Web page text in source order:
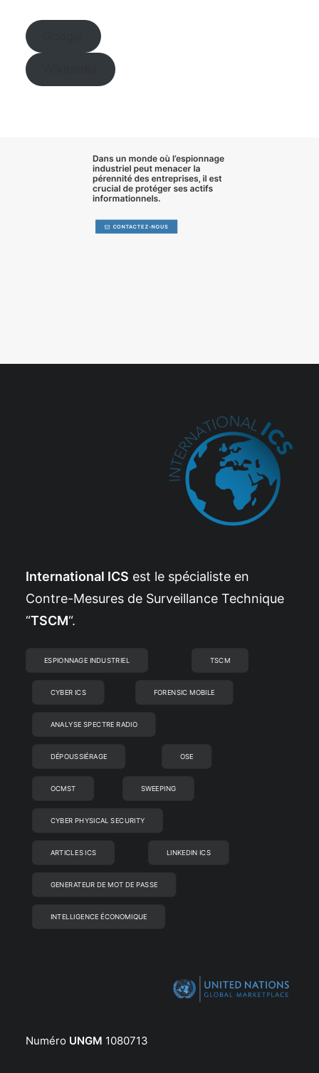
Dans un monde où l’espionnage
industriel peut menacer la
pérennité des entreprises, il est
crucial de protéger ses actifs
informationnels.
CONTACTEZ-NOUS
International ICS est le spécialiste en
Contre-Mesures de Surveillance Technique
“TSCM“.
ESPIONNAGE INDUSTRIEL TSCM
CYBER ICS FORENSIC MOBILE
ANALYSE SPECTRE RADIO
DÉPOUSSIÉRAGE OSE
OCMST SWEEPING
CYBER PHYSICAL SECURITY
ARTICLES ICS LINKEDIN ICS
GENERATEUR DE MOT DE PASSE
INTELLIGENCE ÉCONOMIQUE
Numéro UNGM 1080713